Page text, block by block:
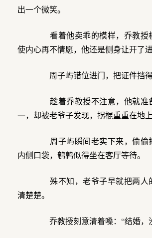
出一个微笑。
看着他卖乖的模样，乔教授
使内心再不情愿，他还是侧身让开了进
周子屿错位进门，把证件挡得
趁着乔教授不注意，他就准
一，却被老爷子发现，拐棍重重在地上
周子屿瞬间老实下来，偷偷
内侧口袋，鹌鹑似得坐在客厅等待。
殊不知，老爷子早就把两人
清楚楚。
乔教授刻意清着嗓：“结婚，